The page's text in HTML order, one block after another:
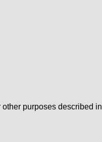
purposes described in